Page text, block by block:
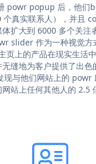
powr popup 后，他们
个真实联系人），并且
扩大到 6000 多个关注
slider 作为一种视觉方
页上的产品在现实生活
缝地为客户提供了出色
与他们网站上的 powr
站上任何其他人的 2.5